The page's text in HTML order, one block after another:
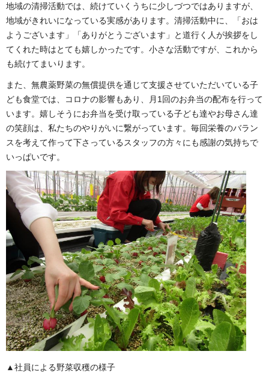
地域の清掃活動では、続けていくうちに少しづつではありますが、
地域がきれいになっている実感があります。清掃活動中に、「おは
ようございます」「ありがとうございます」と道行く人が挨拶をし
てくれた時はとても嬉しかったです。小さな活動ですが、これから
も続けてまいります。
また、無農薬野菜の無償提供を通じて支援させていただいている子
ども食堂では、コロナの影響もあり、月1回のお弁当の配布を行って
います。嬉しそうにお弁当を受け取っている子ども達やお母さん達
の笑顔は、私たちのやりがいに繋がっています。毎回栄養のバラン
スを考えて作って下さっているスタッフの方々にも感謝の気持ちで
いっぱいです。
▲社員による野菜収穫の様子